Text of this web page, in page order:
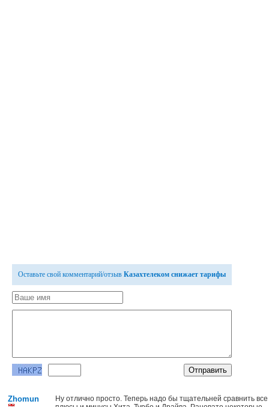
Оставьте свой комментарий/отзыв Казахтелеком снижает тарифы
Zhomun
Ну отлично просто. Теперь надо бы тщательней сравнить все